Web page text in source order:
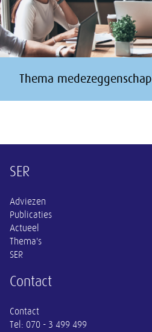
Thema medezeggenschap
Overige informatie
SER
Adviezen
Publicaties
Actueel
Thema's
SER
Contact
Contact
Tel: 070 - 3 499 499